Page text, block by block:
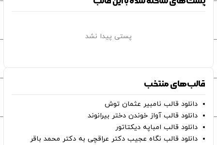
پستی پیدا نشد
قالب‌های منتخب
دانلود قالب نامبیر عثمان ‌توش
دانلود قالب آواز خوندن دختر بیرانوند
دانلود قالب امباپه دیکتاتور
دانلود قالب نگاه عجیب دکتر عراقچی به دکتر محمد باقر